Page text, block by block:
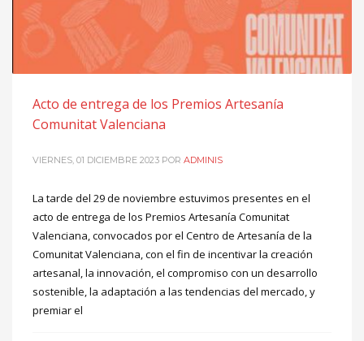
Acto de entrega de los Premios Artesanía
Comunitat Valenciana
VIERNES, 01 DICIEMBRE 2023 POR ADMINIS
La tarde del 29 de noviembre estuvimos presentes en el
acto de entrega de los Premios Artesanía Comunitat
Valenciana, convocados por el Centro de Artesanía de la
Comunitat Valenciana, con el fin de incentivar la creación
artesanal, la innovación, el compromiso con un desarrollo
sostenible, la adaptación a las tendencias del mercado, y
premiar el